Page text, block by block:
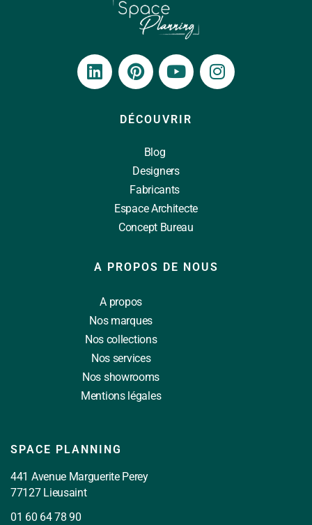
DÉCOUVRIR
Blog
Designers
Fabricants
Espace Architecte
Concept Bureau
A PROPOS DE NOUS
A propos
Nos marques
Nos collections
Nos services
Nos showrooms
Mentions légales
SPACE PLANNING
441 Avenue Marguerite Perey
77127 Lieusaint
01 60 64 78 90